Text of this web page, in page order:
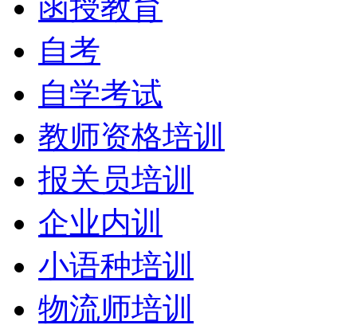
函授教育
自考
自学考试
教师资格培训
报关员培训
企业内训
小语种培训
物流师培训